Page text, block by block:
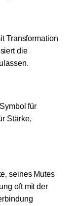
Transformation
die
für
Stärke,
seines Mutes
oft mit der